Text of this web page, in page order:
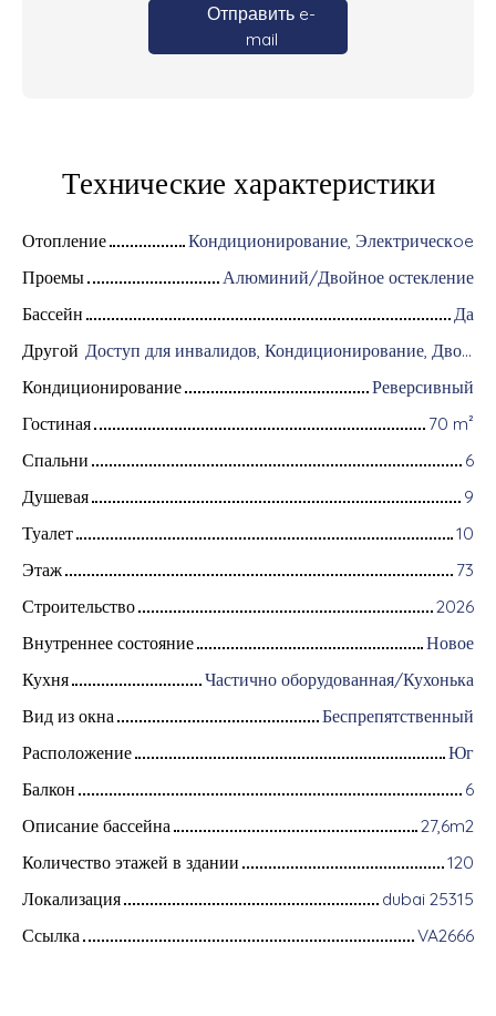
Отправить e-
mail
Технические характеристики
Отопление
Кондиционирование, Электрическoe
Проемы
Алюминий/Двойное остекление
Бассейн
Да
Другой
Доступ для инвалидов, Кондиционирование, Дворник, Оборудование для домашней автоматизации, Оптоволоконный интернет, Моторизованные ворота, Бронированная дверь, Система охранной сигнализации, Видеофон
Кондиционирование
Реверсивный
Гостиная
70 m²
Спальни
6
Душевая
9
Туалет
10
Этаж
73
Строительство
2026
Внутреннее состояние
Новое
Кухня
Частично оборудованная/Кухонька
Вид из окна
Беспрепятственный
Расположение
Юг
Балкон
6
Описание бассейна
27,6m2
Количество этажей в здании
120
Локализация
dubai 25315
Ссылка
VA2666